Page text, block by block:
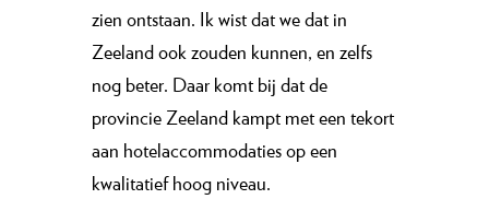
zien ontstaan. Ik wist dat we dat in
Zeeland ook zouden kunnen, en zelfs
nog beter. Daar komt bij dat de
provincie Zeeland kampt met een tekort
aan hotelaccommodaties op een
kwalitatief hoog niveau.